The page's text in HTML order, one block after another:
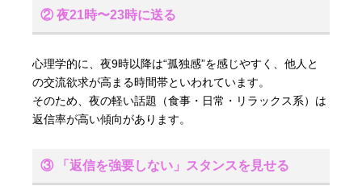
② 夜21時〜23時に送る
心理学的に、夜9時以降は“孤独感”を感じやすく、他人と
の交流欲求が高まる時間帯といわれています。
そのため、夜の軽い話題（食事・日常・リラックス系）は
返信率が高い傾向があります。
③ 「返信を強要しない」スタンスを見せる